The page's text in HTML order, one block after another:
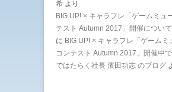
希 より
BIG UP! × キャラフレ「ゲームミュ
テスト Autumn 2017」開催につい
に BIG UP! × キャラフレ「ゲームミ
コンテスト Autumn 2017」開催中
ではたらく社長 濱田功志 のブログ